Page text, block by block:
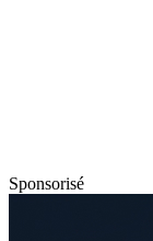
Sponsorisé